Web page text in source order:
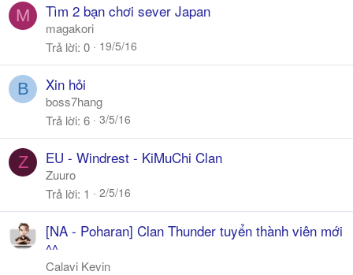
M Tìm 2 bạn chơi sever Japan
magakori
Trả lời 0 19/5/16
B Xin hỏi
boss7hang
Trả lời 6 3/5/16
Z EU - Windrest - KiMuChi Clan
Zuuro
Trả lời 1 2/5/16
[NA - Poharan] Clan Thunder tuyển thành viên mới
^^
Calavi Kevin